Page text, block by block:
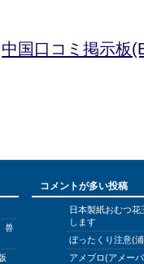
中国口コミ掲示板
兽
コメントが多い投稿
日本製紙おむつ
します
ぼったくり注意(
アメブロ(アメー